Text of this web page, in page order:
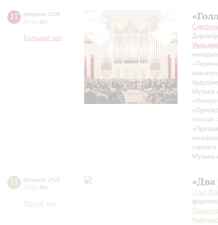
17 февраля 2026
20:00 Вт
Большой зал
Музыка
Музыка
17 февраля 2026
19:00 Вт
Малый зал
«Два
Олег